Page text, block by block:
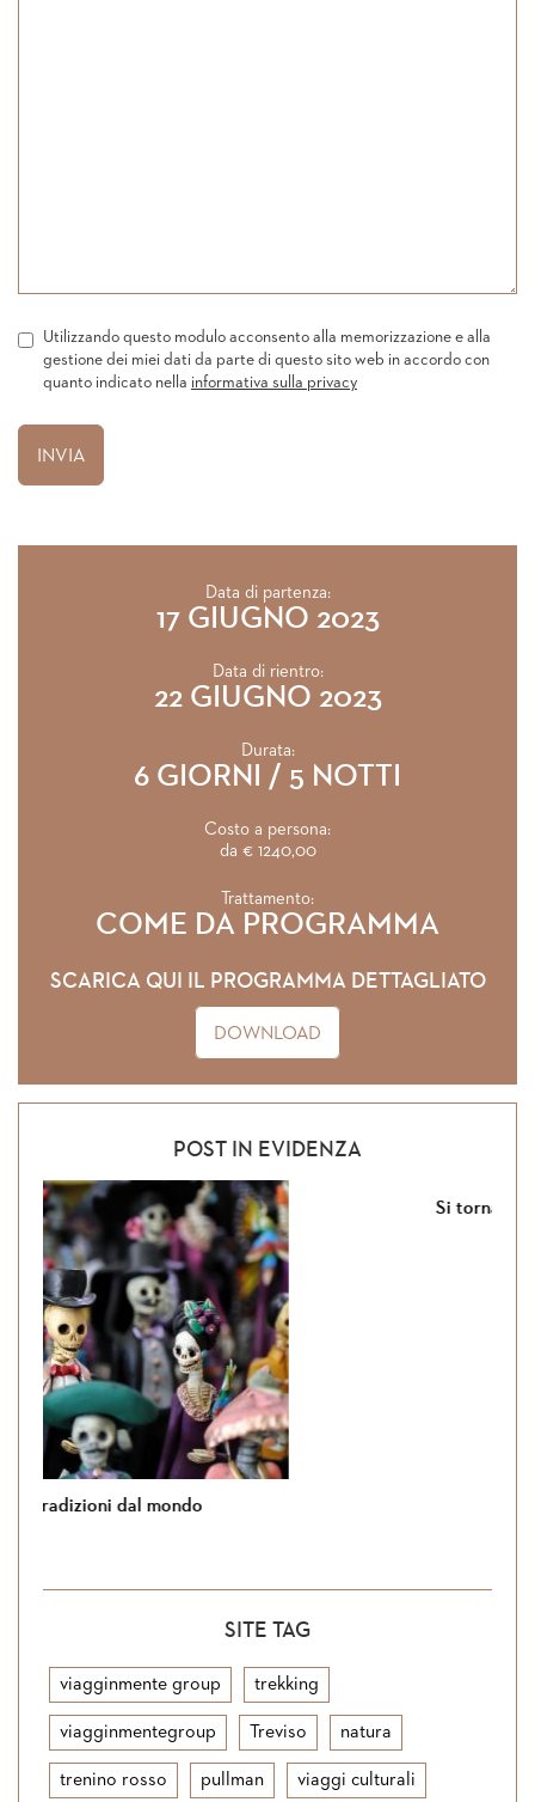
Utilizzando questo modulo acconsento alla memorizzazione e alla
gestione dei miei dati da parte di questo sito web in accordo con
quanto indicato nella informativa sulla privacy
Data di partenza:
17 GIUGNO 2023
Data di rientro:
22 GIUGNO 2023
Durata:
6 GIORNI / 5 NOTTI
Costo a persona:
da € 1240,00
Trattamento:
COME DA PROGRAMMA
SCARICA QUI IL PROGRAMMA DETTAGLIATO
DOWNLOAD
POST IN EVIDENZA
Si torna in Giordania
SITE TAG
viagginmente group trekking
viagginmentegroup Treviso natura
trenino rosso pullman viaggi culturali